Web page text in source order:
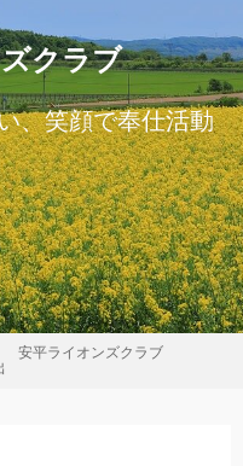
クラブ
、笑顔で奉仕活動
安平ライオンズクラブ